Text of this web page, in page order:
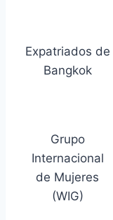
Expatriados de
Bangkok
Grupo
Internacional
de Mujeres
(WIG)